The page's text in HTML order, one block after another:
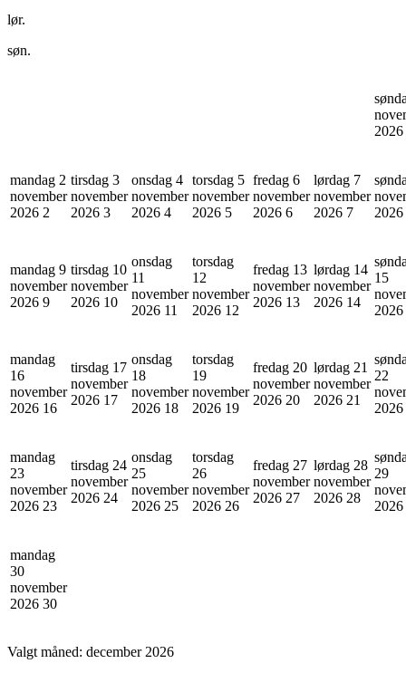
lør.
søn.
2026
mandag 2
november
2026 2
tirsdag 3
november
2026 3
onsdag 4
november
2026 4
torsdag 5
november
2026 5
fredag 6
november
2026 6
lørdag 7
november
2026 7
2026
mandag 9
november
2026 9
tirsdag 10
november
2026 10
onsdag
11
november
2026 11
torsdag
12
november
2026 12
fredag 13
november
2026 13
lørdag 14
november
2026 14
15
2026
mandag
16
november
2026 16
tirsdag 17
november
2026 17
onsdag
18
november
2026 18
torsdag
19
november
2026 19
fredag 20
november
2026 20
lørdag 21
november
2026 21
22
2026
mandag
23
november
2026 23
tirsdag 24
november
2026 24
onsdag
25
november
2026 25
torsdag
26
november
2026 26
fredag 27
november
2026 27
lørdag 28
november
2026 28
29
2026
mandag
30
november
2026 30
Valgt måned: december 2026